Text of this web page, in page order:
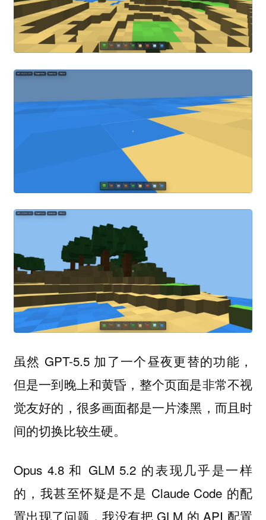
虽然 GPT-5.5 加了一个昼夜更替的功能，
但是一到晚上和黄昏，整个页面是非常不视
觉友好的，很多画面都是一片漆黑，而且时
间的切换比较生硬。
Opus 4.8 和 GLM 5.2 的表现几乎是一样
的，我甚至怀疑是不是 Claude Code 的配
置出现了问题，我没有把 GLM 的 API 配置